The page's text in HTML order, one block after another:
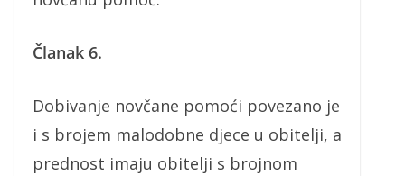
Članak 6.
Dobivanje novčane pomoći povezano je
i s brojem malodobne djece u obitelji, a
prednost imaju obitelji s brojnom